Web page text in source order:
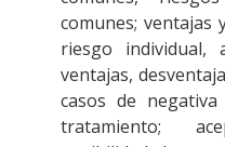
comunes; ventajas
riesgo individual,
ventajas,
casos de
tratamiento;